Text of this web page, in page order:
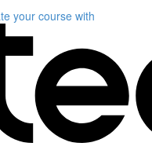
your course with